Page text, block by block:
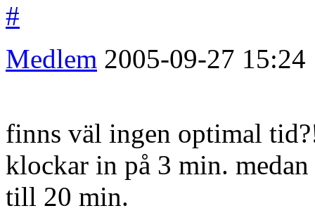
#
Medlem 2005-09-27 15:24
finns väl ingen optimal
klockar in på 3 min.
till 20 min.